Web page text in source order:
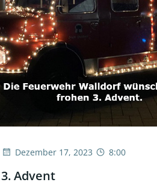
Dezember 17, 2023 8:00
3. Advent